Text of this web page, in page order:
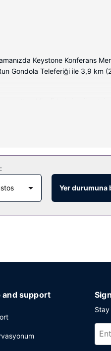
Keystone Konferans
Gondola Teleferiği ile 3,9 km
çay makinesi ve kurutma
Yer durumuna
and support